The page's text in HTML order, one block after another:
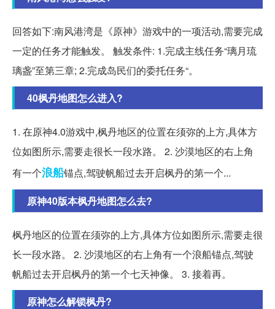
回答如下:南风港湾是《原神》游戏中的一项活动,需要完成
一定的任务才能触发。 触发条件: 1.完成主线任务“璃月琉
璃盏”至第三章; 2.完成岛民们的委托任务“。
40枫丹地图怎么进入?
1. 在原神4.0游戏中,枫丹地区的位置在须弥的上方,具体方
位如图所示,需要走很长一段水路。 2. 沙漠地区的右上角
有一个浪船锚点,驾驶帆船过去开启枫丹的第一个...
原神40版本枫丹地图怎么去?
枫丹地区的位置在须弥的上方,具体方位如图所示,需要走很
长一段水路。 2. 沙漠地区的右上角有一个浪船锚点,驾驶
帆船过去开启枫丹的第一个七天神像。 3. 接着再。
原神怎么解锁枫丹?